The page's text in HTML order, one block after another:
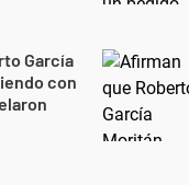
García
con